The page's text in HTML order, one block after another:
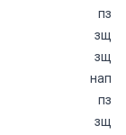
пз
зщ
зщ
нап
пз
зщ